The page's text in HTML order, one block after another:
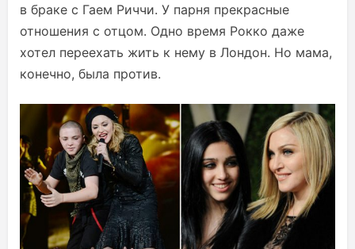
в браке с Гаем Риччи. У парня прекрасные
отношения с отцом. Одно время Рокко даже
хотел переехать жить к нему в Лондон. Но мама,
конечно, была против.